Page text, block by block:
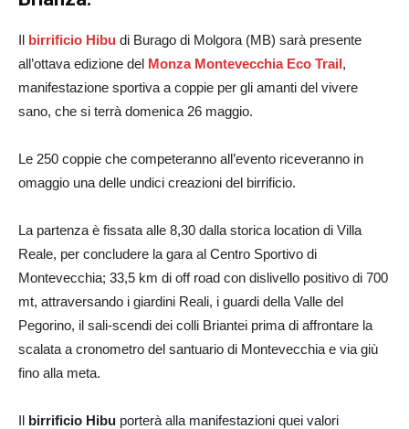
Il birrificio Hibu di Burago di Molgora (MB) sarà presente
all’ottava edizione del Monza Montevecchia Eco Trail,
manifestazione sportiva a coppie per gli amanti del vivere
sano, che si terrà domenica 26 maggio.
Le 250 coppie che competeranno all’evento riceveranno in
omaggio una delle undici creazioni del birrificio.
La partenza è fissata alle 8,30 dalla storica location di Villa
Reale, per concludere la gara al Centro Sportivo di
Montevecchia; 33,5 km di off road con dislivello positivo di 700
mt, attraversando i giardini Reali, i guardi della Valle del
Pegorino, il sali-scendi dei colli Briantei prima di affrontare la
scalata a cronometro del santuario di Montevecchia e via giù
fino alla meta.
Il birrificio Hibu porterà alla manifestazioni quei valori